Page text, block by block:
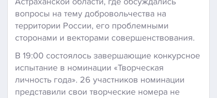
вопросы на тему добровольчества на
территории России, его проблемными
сторонами и векторами совершенствования.
В 19:00 состоялось завершающие конкурсное
испытание в номинации «Творческая
личность года». 26 участников номинации
представили свои творческие номера не